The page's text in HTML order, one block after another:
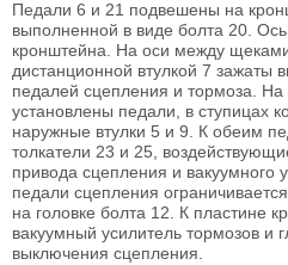
Педали 6 и 21 подвешены на
выполненной в виде болта 20.
кронштейна. На оси между
дистанционной втулкой 7 зажаты
педалей сцепления и тормоза. На
установлены педали, в ступицах
наружные втулки 5 и 9. К обеим
толкатели 23 и 25,
привода сцепления и вакуумного
педали сцепления
на головке болта 12. К пластине
вакуумный усилитель тормозов и
выключения сцепления.